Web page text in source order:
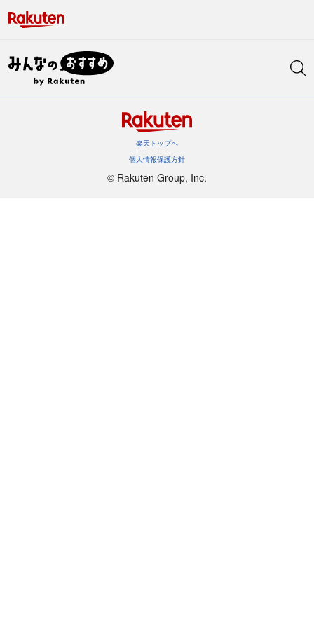
楽天トップへ
個人情報保護方針
©︎ Rakuten Group, Inc.